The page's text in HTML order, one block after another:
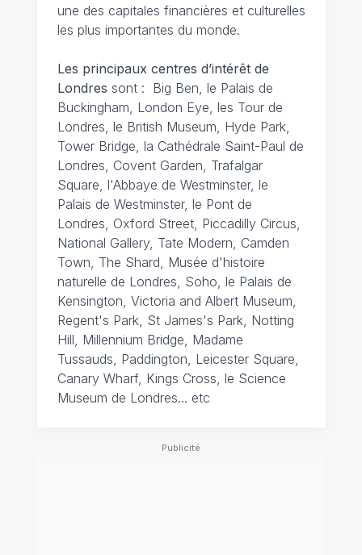
une des capitales financières et culturelles
les plus importantes du monde.
Les principaux centres d’intérêt de
Londres sont : Big Ben, le Palais de
Buckingham, London Eye, les Tour de
Londres, le British Museum, Hyde Park,
Tower Bridge, la Cathédrale Saint-Paul de
Londres, Covent Garden, Trafalgar
Square, l'Abbaye de Westminster, le
Palais de Westminster, le Pont de
Londres, Oxford Street, Piccadilly Circus,
National Gallery, Tate Modern, Camden
Town, The Shard, Musée d'histoire
naturelle de Londres, Soho, le Palais de
Kensington, Victoria and Albert Museum,
Regent's Park, St James's Park, Notting
Hill, Millennium Bridge, Madame
Tussauds, Paddington, Leicester Square,
Canary Wharf, Kings Cross, le Science
Museum de Londres... etc